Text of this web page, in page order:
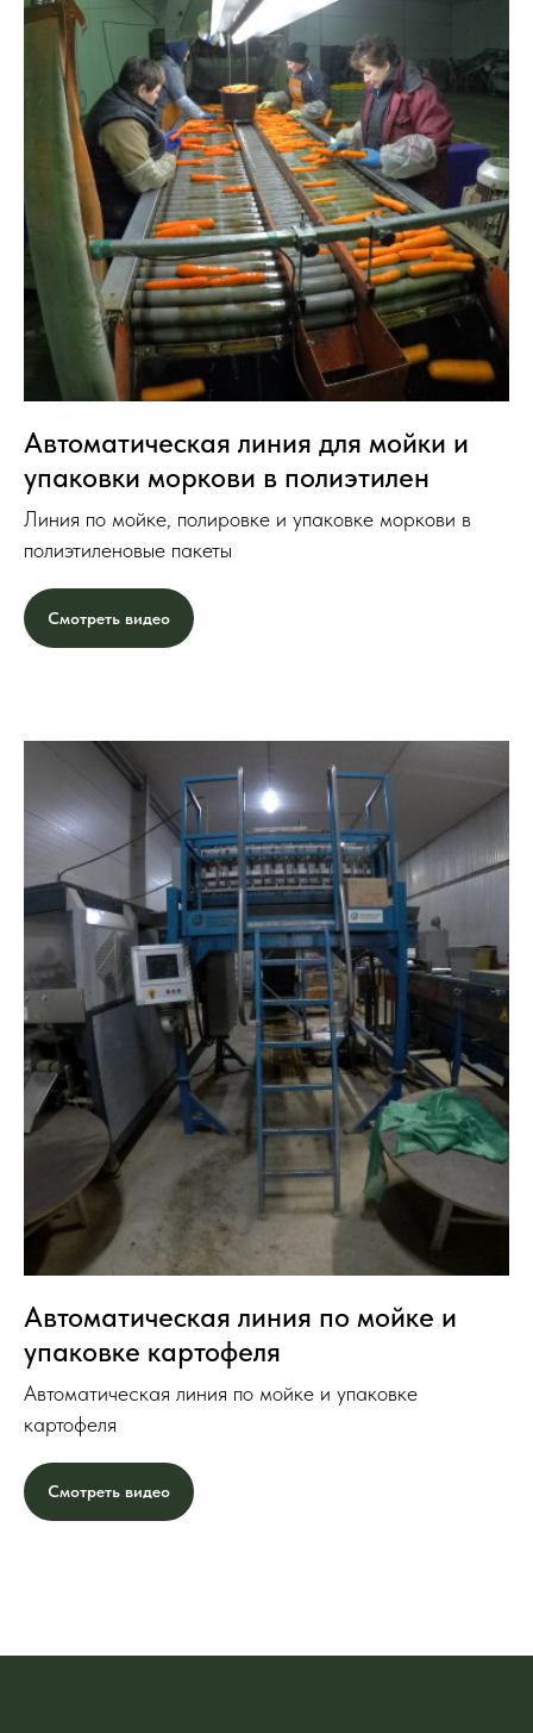
Автоматическая линия для мойки и
упаковки моркови в полиэтилен
Линия по мойке, полировке и упаковке моркови в
полиэтиленовые пакеты
Смотреть видео
Автоматическая линия по мойке и
упаковке картофеля
Автоматическая линия по мойке и упаковке
картофеля
Смотреть видео